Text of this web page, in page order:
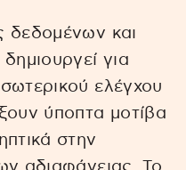
δεδομένων και
για
ελέγχου
ύποπτα μοτίβα
στην